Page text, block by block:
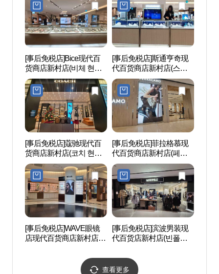
[事后免税店]Bice现代百
货商店新村店(비체 현대
백화점 신촌점)
[事后免税店]斯通亨奇现
代百货商店新村店(스톤
헨지 현대백화점 신촌점)
[事后免税店]蔻驰现代百
货商店新村店(코치 현대
백화점 신촌점)
[事后免税店]菲拉格慕现
代百货商店新村店(페라
가모 현대백화점 신촌점)
[事后免税店]WAVE眼镜
店现代百货商店新村店
[事后免税店]滨波男装现
代百货店新村店(빈폴멘
查看更多